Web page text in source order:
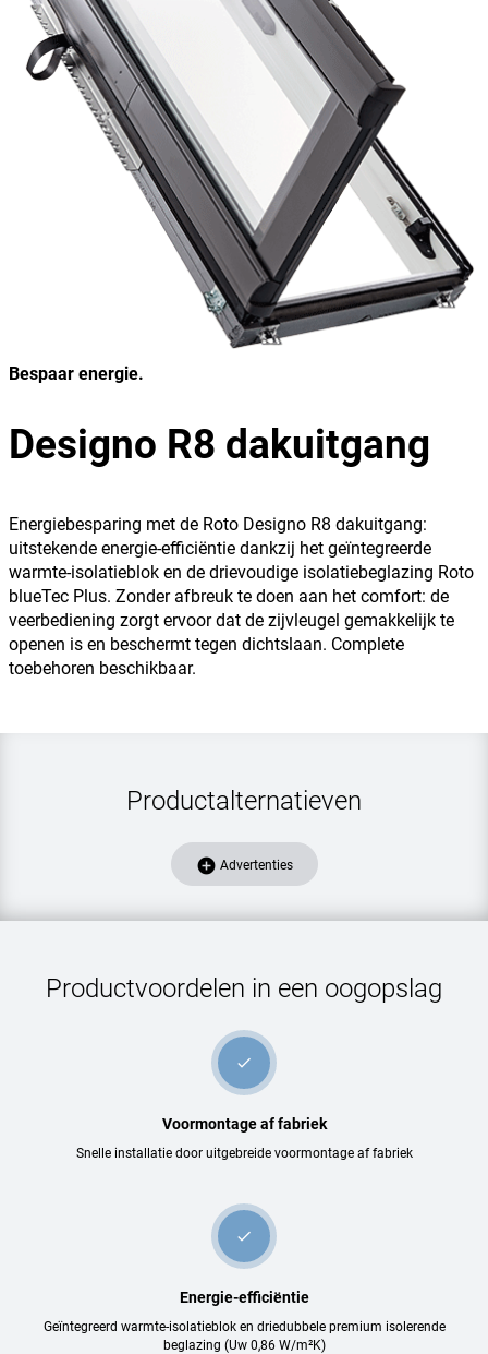
Bespaar energie.
Designo R8 dakuitgang
Energiebesparing met de Roto Designo R8 dakuitgang:
uitstekende energie-efficiëntie dankzij het geïntegreerde
warmte-isolatieblok en de drievoudige isolatiebeglazing Roto
blueTec Plus. Zonder afbreuk te doen aan het comfort: de
veerbediening zorgt ervoor dat de zijvleugel gemakkelijk te
openen is en beschermt tegen dichtslaan. Complete
toebehoren beschikbaar.
Productalternatieven
add_circle Advertenties
Productvoordelen in een oogopslag
check
Voormontage af fabriek
Snelle installatie door uitgebreide voormontage af fabriek
check
Energie-efficiëntie
Geïntegreerd warmte-isolatieblok en driedubbele premium isolerende
beglazing (Uw 0,86 W/m²K)